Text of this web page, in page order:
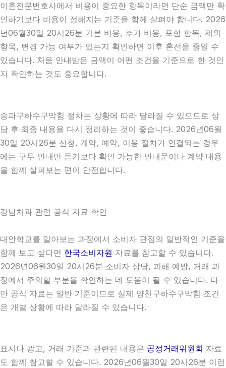
이혼전문변호사에서 비용이 중요한 항목이라면 단순 금액만 확
인하기보다 비용이 정해지는 기준을 함께 살펴야 합니다. 2026
년06월30일 20시26분 기본 비용, 추가 비용, 포함 항목, 제외
항목, 변경 가능 여부가 있는지 확인하면 이후 혼선을 줄일 수
있습니다. 처음 안내받은 금액이 어떤 조건을 기준으로 한 것인
지 확인하는 것도 중요합니다.
송파구하수구막힘 절차는 상황에 따라 달라질 수 있으므로 상
담 후 최종 내용을 다시 정리하는 것이 좋습니다. 2026년06월
30일 20시26분 신청, 계약, 예약, 이용 절차가 연결되는 경우
에는 구두 안내만 듣기보다 확인 가능한 안내문이나 계약 내용
을 함께 살펴보는 편이 안전합니다.
강남치과 관련 공식 자료 확인
대안학교를 알아보는 과정에서 소비자 관점의 일반적인 기준을
함께 보고 싶다면 한국소비자원 자료를 참고할 수 있습니다.
2026년06월30일 20시26분 소비자 상담, 피해 예방, 거래 과
정에서 주의할 부분을 확인하는 데 도움이 될 수 있습니다. 다
만 공식 자료는 일반 기준이므로 실제 양천구하수구막힘 조건
은 개별 상황에 따라 달라질 수 있습니다.
표시나 광고, 거래 기준과 관련된 내용은 공정거래위원회 자료
도 함께 참고할 수 있습니다. 2026년06월30일 20시26분 이런